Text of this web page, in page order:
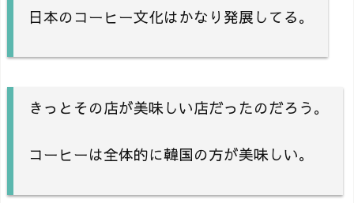
日本のコーヒー文化はかなり発展してる。
きっとその店が美味しい店だったのだろう。
コーヒーは全体的に韓国の方が美味しい。